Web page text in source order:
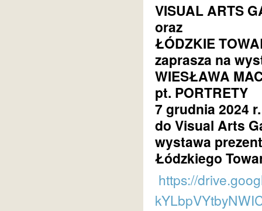
VISUAL ARTS
oraz
ŁÓDZKIE
zaprasza na
WIESŁAWA
pt. PORTRETY
7 grudnia 2024
do Visual Arts
wystawa
Łódzkiego
https://